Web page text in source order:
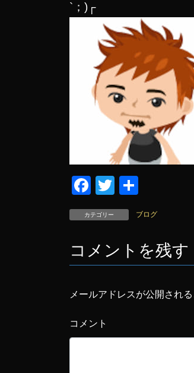
`；)┌
F
a
c
e
b
o
k
T
wi
tt
er
カテゴリー ブログ
コメントを残す
メールアドレスが公開され
コメント